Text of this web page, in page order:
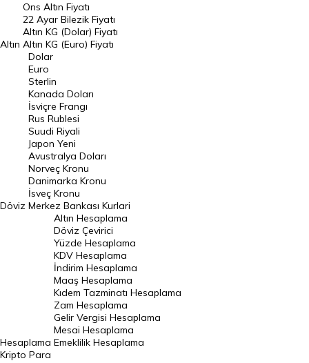
Döviz Kuru
Dolar Kuru
Euro Kuru
Pound Kuru
Frank Kuru
Riyal Kuru
Avustralya Doları
Danimarka Kronu Kuru
Kanada Doları Kuru
Norveç Kronu Kuru
İsveç Kronu Kuru
Japon Yeni Kuru
Serbest Piyasa Döviz Kurları
Merkez Bankası Döviz Kurları
Altın Fiyatları
Altın
Ons Altın Fiyatı
22 Ayar Bilezik Fiyatı
Altın KG (Dolar) Fiyatı
Altın KG (Euro) Fiyatı
Döviz
Dolar
Euro
Sterlin
Kanada Doları
İsviçre Frangı
Rus Rublesi
Suudi Riyali
Japon Yeni
Avustralya Doları
Norveç Kronu
Danimarka Kronu
İsveç Kronu
Merkez Bankası Kurlari
Hesaplama
Altın Hesaplama
Döviz Çevirici
Yüzde Hesaplama
KDV Hesaplama
İndirim Hesaplama
Maaş Hesaplama
Kıdem Tazminatı Hesaplama
Zam Hesaplama
Gelir Vergisi Hesaplama
Mesai Hesaplama
Emeklilik Hesaplama
Kripto Para